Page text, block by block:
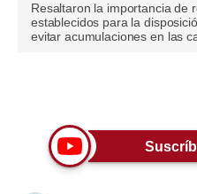
Blogs
Viajes
Moda
Resaltaron la importancia de
establecidos para la
evitar acumulaciones en las